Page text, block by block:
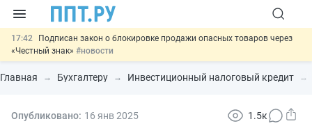
17:42
Подписан закон о блокировке продажи опасных товаров через
«Честный знак» #новости
17:17 Дистанционную работу беременных пропишут в ТК РФ#новости
15:25 Изменят правила контроля за подрядчиками ИЖС с эскроу-
Главная Бухгалтеру Инвестиционный налоговый кредит
Опубликовано: 16 янв2025 1.5к